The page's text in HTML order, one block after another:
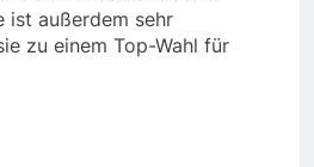
ist außerdem sehr
zu einem Top-Wahl für